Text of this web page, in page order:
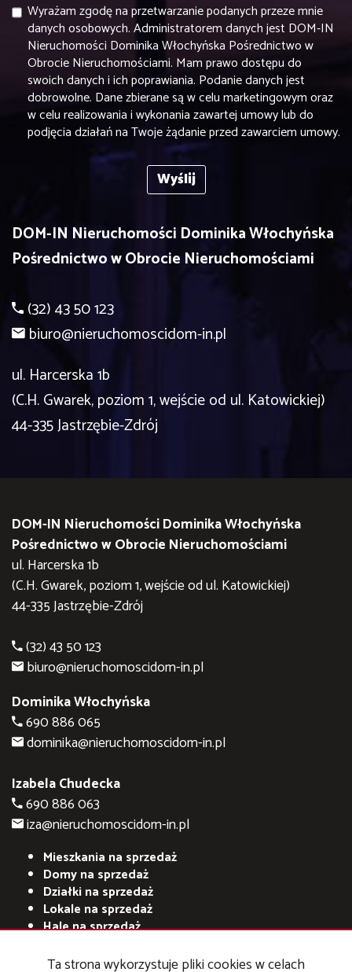
Wyrażam zgodę na przetwarzanie podanych przeze mnie
danych osobowych. Administratorem danych jest DOM-IN
Nieruchomości Dominika Włochyńska Pośrednictwo w
Obrocie Nieruchomościami. Mam prawo dostępu do
swoich danych i ich poprawiania. Podanie danych jest
dobrowolne. Dane zbierane są w celu marketingowym oraz
w celu realizowania i wykonania zawartej umowy lub do
podjęcia działań na Twoje żądanie przed zawarciem umowy.
DOM-IN Nieruchomości Dominika Włochyńska
Pośrednictwo w Obrocie Nieruchomościami
(32) 43 50 123
biuro@nieruchomoscidom-in.pl
ul. Harcerska 1b
(C.H. Gwarek, poziom 1, wejście od ul. Katowickiej)
44-335 Jastrzębie-Zdrój
DOM-IN Nieruchomości Dominika Włochyńska
Pośrednictwo w Obrocie Nieruchomościami
ul. Harcerska 1b
(C.H. Gwarek, poziom 1, wejście od ul. Katowickiej)
44-335 Jastrzębie-Zdrój
(32) 43 50 123
biuro@nieruchomoscidom-in.pl
Dominika Włochyńska
690 886 065
dominika@nieruchomoscidom-in.pl
Izabela Chudecka
690 886 063
iza@nieruchomoscidom-in.pl
Mieszkania na sprzedaż
Domy na sprzedaż
Działki na sprzedaż
Lokale na sprzedaż
Hale na sprzedaż
Ta strona wykorzystuje pliki cookies w celach